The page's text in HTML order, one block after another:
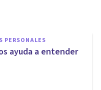
PERSONALES
ayuda a entender